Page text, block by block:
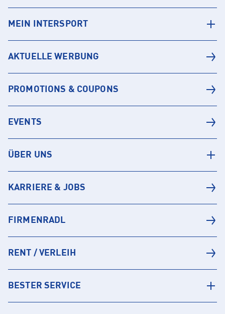
MEIN INTERSPORT
AKTUELLE WERBUNG
PROMOTIONS & COUPONS
EVENTS
ÜBER UNS
KARRIERE & JOBS
FIRMENRADL
RENT / VERLEIH
BESTER SERVICE